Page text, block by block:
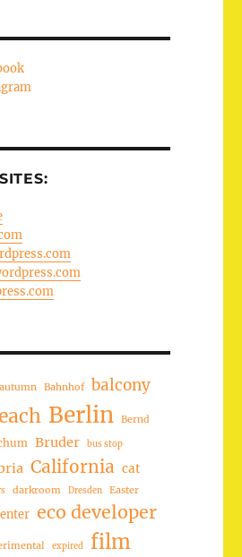
autumn Bahnhof balcony
Berlin Bernd
Bruder bus stop
California cat
darkroom Dresden Easter
eco developer
expired film